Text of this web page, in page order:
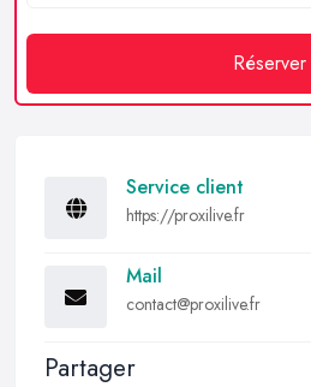
Réserver
Service client
https://proxilive.fr
Mail
contact@proxilive.fr
Partager